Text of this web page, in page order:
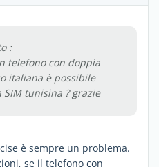
:
telefono con doppia
italiana è possibile
tunisina ? grazie
è sempre un problema.
se il telefono con